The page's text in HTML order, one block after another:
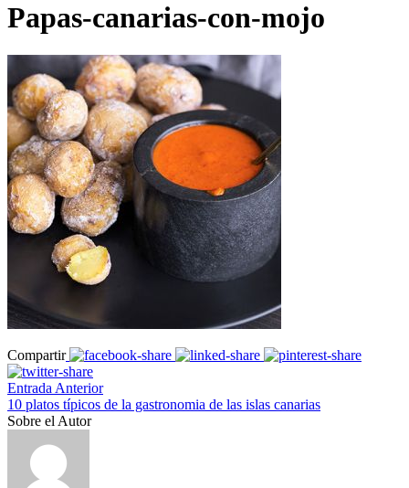
Papas-canarias-con-mojo
Compartir
Entrada Anterior
10 platos típicos de la gastronomia de las islas canarias
Sobre el Autor